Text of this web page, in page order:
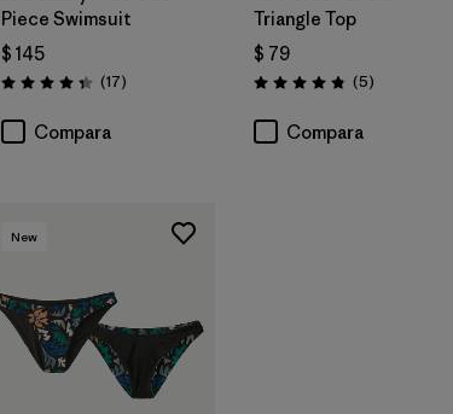
Piece Swimsuit
$ 145
Valoración: 4.4 / 5
(17Comentarios
)
Compara
Triangle Top
$ 79
Valoración: 4.8 / 5
(5Comentarios
)
Compara
New